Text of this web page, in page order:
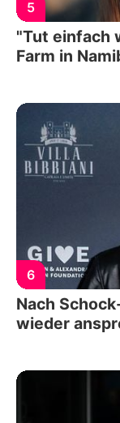
5
"Tut einfach
Farm in
6
Nach
wieder